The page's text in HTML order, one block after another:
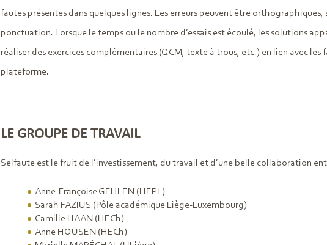
fautes présentes dans quelques lignes. Les erreurs peuvent être
ponctuation. Lorsque le temps ou le nombre d’essais est écoulé, les solutions
réaliser des exercices complémentaires (QCM, texte à trous, etc.) en lien avec les
plateforme.
LE GROUPE DE TRAVAIL
Selfaute est le fruit de l’investissement, du travail et d’une belle collaboration
Anne-Françoise GEHLEN (HEPL)
Sarah FAZIUS (Pôle académique Liège-Luxembourg)
Camille HAAN (HECh)
Anne HOUSEN (HECh)